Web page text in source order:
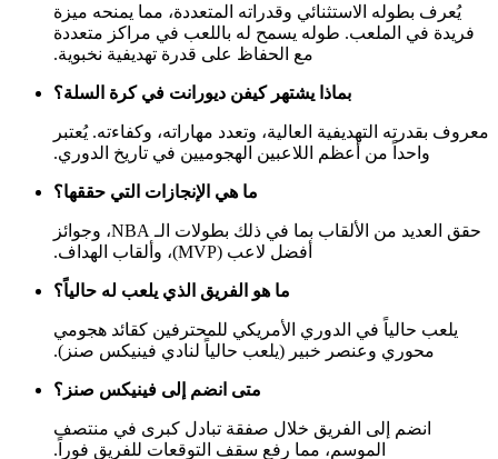
يُعرف بطوله الاستثنائي وقدراته المتعددة، مما يمنحه ميزة
فريدة في الملعب. طوله يسمح له باللعب في مراكز متعددة
مع الحفاظ على قدرة تهديفية نخبوية.
بماذا يشتهر كيفن ديورانت في كرة السلة؟
معروف بقدرته التهديفية العالية، وتعدد مهاراته، وكفاءته. يُعتبر
واحداً من أعظم اللاعبين الهجوميين في تاريخ الدوري.
ما هي الإنجازات التي حققها؟
حقق العديد من الألقاب بما في ذلك بطولات الـ NBA، وجوائز
أفضل لاعب (MVP)، وألقاب الهداف.
ما هو الفريق الذي يلعب له حالياً؟
يلعب حالياً في الدوري الأمريكي للمحترفين كقائد هجومي
محوري وعنصر خبير (يلعب حالياً لنادي فينيكس صنز).
متى انضم إلى فينيكس صنز؟
انضم إلى الفريق خلال صفقة تبادل كبرى في منتصف
الموسم، مما رفع سقف التوقعات للفريق فوراً.